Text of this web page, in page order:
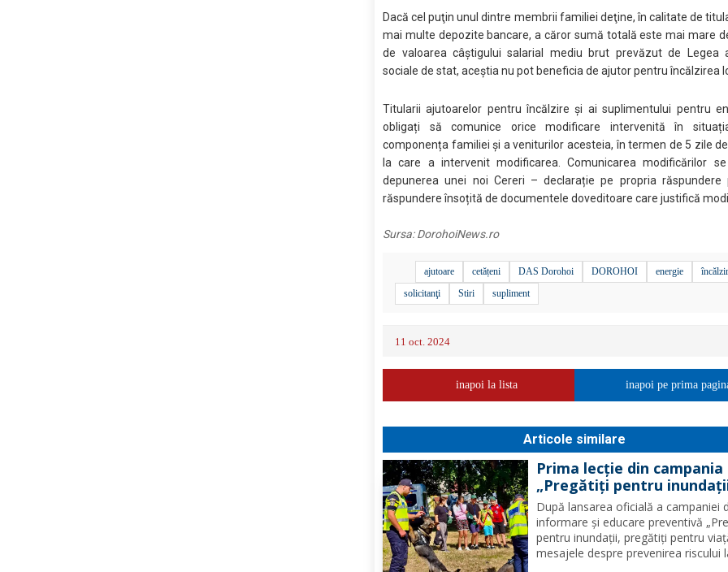
Dacă cel puţin unul dintre membrii familiei deţine, în calitate de
mai multe depozite bancare, a căror sumă totală este mai mare
de valoarea câştigului salarial mediu brut prevăzut de Legea
sociale de stat, aceștia nu pot beneficia de ajutor pentru încălzirea
Titularii ajutoarelor pentru încălzire și ai suplimentului pentru
obligați să comunice orice modificare intervenită în
componența familiei și a veniturilor acesteia, în termen de 5 zile
la care a intervenit modificarea. Comunicarea modificărilor
depunerea unei noi Cereri – declarație pe propria răspundere
răspundere însoțită de documentele doveditoare care justifică
Sursa:DorohoiNews.ro
ajutoare cetățeni DAS Dorohoi DOROHOI energie
solicitanţi
Stiri supliment
11 oct. 2024
inapoi la lista inapoi pe prima
Articole similare
Prima lecție din campania
„Pregătiți pentru
pregătiți pentru viață!” –
peste 100 de copii au
cum să se protejeze în
inundațiilor
După lansarea oficială a campaniei
informare și educare preventivă
pentru inundații, pregătiți pentru
mesajele despre prevenirea riscului